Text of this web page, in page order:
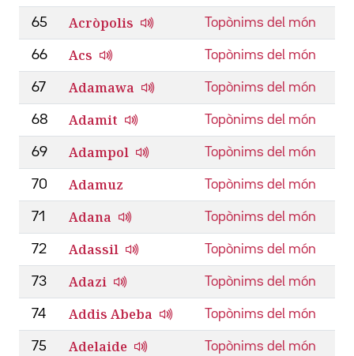
65 Acròpolis Topònims del món
66 Acs Topònims del món
67 Adamawa Topònims del món
68 Adamit Topònims del món
69 Adampol Topònims del món
70 Adamuz Topònims del món
71 Adana Topònims del món
72 Adassil Topònims del món
73 Adazi Topònims del món
74 Addis Abeba Topònims del món
75 Adelaide Topònims del món